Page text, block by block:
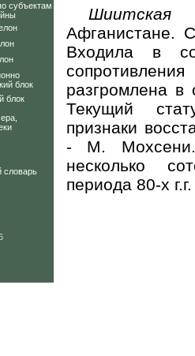
субъектам
блок
блок
словарь
Шиитская
Афганистане.
Входила в
разгромлена в
Текущий
признаки
- М. Мохсени.
несколько
периода 80-х